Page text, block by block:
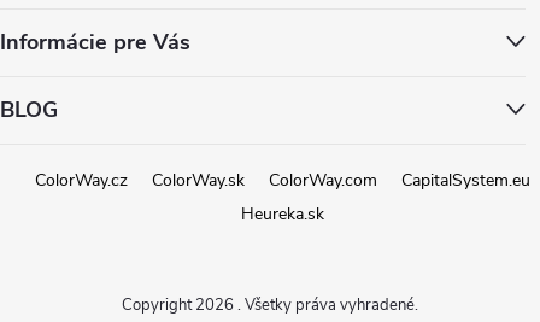
Informácie pre Vás
BLOG
ColorWay.cz ColorWay.sk ColorWay.com
CapitalSystem.eu
Heureka.sk
Copyright 2026 . Všetky práva vyhradené.